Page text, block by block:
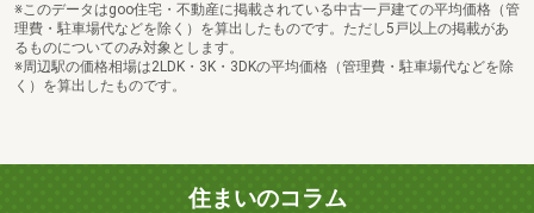
※このデータはgoo住宅・不動産に掲載されている中古一戸建ての平均価格（管
理費・駐車場代などを除く）を算出したものです。ただし5戸以上の掲載があ
るものについてのみ対象とします。
※周辺駅の価格相場は2LDK・3K・3DKの平均価格（管理費・駐車場代などを除
く）を算出したものです。
住まいのコラム